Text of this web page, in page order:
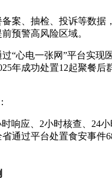
案、抽检、投诉等数据
预警高风险区域。
“心电一张网”平台实现
年成功处置12起聚餐后
响应、2小时核查、24小
省通过平台处置食安事件